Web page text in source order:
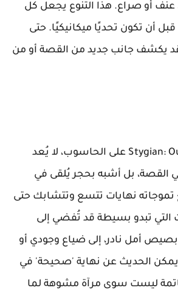
عنف أو صراع. هذا التنوع يجعل كل
أن تكون تحديًا ميكانيكيًا. حتى
يكشف جانب جديد من القصة أو من
في لعبة Stygian: Outer Gods على الحاسوب، لا يُعد
القصة، بل أشبه بحجر يُلقى في
تموجاته نهايات تتسع وتتشابك حتى
التي تبدو بسيطة قد تُفضي إلى
بصيص أمل نادر، إلى ضياع وجودي أو
يمكن الحديث عن نهاية 'صحيحة' في
ليست سوى مرآة مشوهة لما